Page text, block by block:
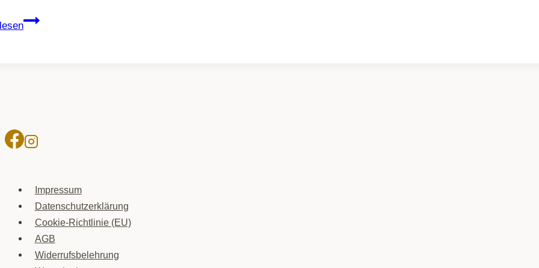
Modernes
Impressum
Datenschutzerklärung
Cookie-Richtlinie (EU)
AGB
Widerrufsbelehrung